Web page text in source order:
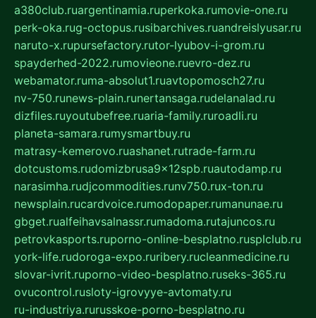
a380club.ruargentinamia.ruperkoka.rumovie-one.ru
perk-oka.rug-octopus.rusibarchives.ruandreislyusar.ru
naruto-x.rupursefactory.rutor-lyubov-i-grom.ru
spayderhed-2022.rumovieone.ruevro-dez.ru
webamator.ruma-absolut1.ruavtopomosch27.ru
nv-750.runews-plain.runertansaga.rudelanalad.ru
dizfiles.ruyoutubefree.ruaria-family.ruroadli.ru
planeta-samara.rumysmartbuy.ru
matrasy-kemerovo.ruashanet.rutrade-farm.ru
dotcustoms.rudomizbrusa9x12spb.ruautodamp.ru
narasimha.rudjcommodities.runv750.rux-ton.ru
newsplain.rucardvoice.rumodopaper.rumanunae.ru
gbget.rualfeihavsalnassr.rumadoma.rutajuncos.ru
petrovkasports.ruporno-online-besplatno.rusplclub.ru
york-life.rudoroga-expo.ruribery.rucleanmedicine.ru
slovar-ivrit.ruporno-video-besplatno.ruseks-365.ru
ovucontrol.rusloty-igrovyye-avtomaty.ru
ru-industriya.rurusskoe-porno-besplatno.ru